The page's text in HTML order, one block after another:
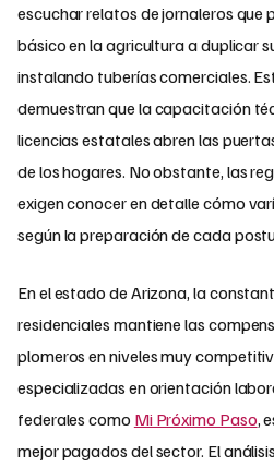
escuchar relatos de jornaleros que
básico en la agricultura a duplicar
instalando tuberías comerciales.
demuestran que la capacitación
licencias estatales abren las
de los hogares. No obstante, las
exigen conocer en detalle cómo
según la preparación de cada
En el estado de Arizona, la
residenciales mantiene las
plomeros en niveles muy
especializadas en orientación
federales como Mi Próximo Paso,
mejor pagados del sector. El